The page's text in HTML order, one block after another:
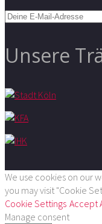
Unsere
We use cookies on our
you may visit "Cookie
Cookie Settings Accept
Manage consent